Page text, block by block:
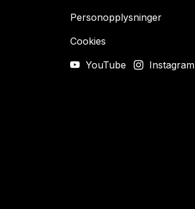
Personopplysninger
Cookies
YouTube
Instagram